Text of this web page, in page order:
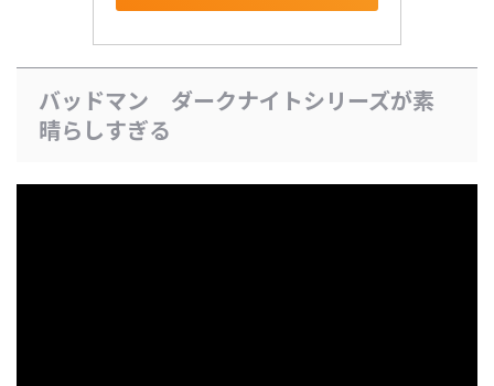
バッドマン ダークナイトシリーズが素
晴らしすぎる